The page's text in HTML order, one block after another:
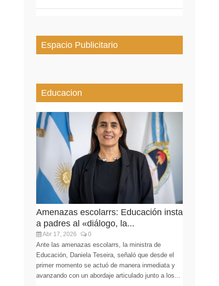
Espacio Publicitario
Educacion
Amenazas escolarrs: Educación insta
a padres al «diálogo, la...
Abr 17, 2026 0
Ante las amenazas escolarrs, la ministra de
Educación, Daniela Teseira, señaló que desde el
primer momento se actuó de manera inmediata y
avanzando con un abordaje articulado junto a los...